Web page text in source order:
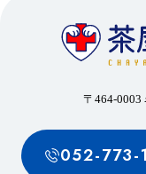
〒464-
052-773-